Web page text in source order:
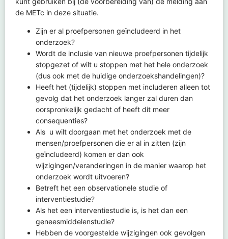
de METc in deze situatie.
Zijn er al proefpersonen geïncludeerd in het
onderzoek?
Wordt de inclusie van nieuwe proefpersonen tijdelijk
stopgezet of wilt u stoppen met het hele onderzoek
(dus ook met de huidige onderzoekshandelingen)?
Heeft het (tijdelijk) stoppen met includeren alleen tot
gevolg dat het onderzoek langer zal duren dan
oorspronkelijk gedacht of heeft dit meer
consequenties?
Als u wilt doorgaan met het onderzoek met de
mensen/proefpersonen die er al in zitten (zijn
geïncludeerd) komen er dan ook
wijzigingen/veranderingen in de manier waarop het
onderzoek wordt uitvoeren?
Betreft het een observationele studie of
interventiestudie?
Als het een interventiestudie is, is het dan een
geneesmiddelenstudie?
Hebben de voorgestelde wijzigingen ook gevolgen